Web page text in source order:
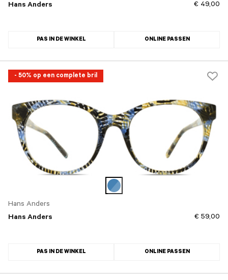
Hans Anders
€ 49,00
PAS IN DE WINKEL ONLINE PASSEN
- 50% op een complete bril
Hans Anders
Hans Anders
€ 59,00
PAS IN DE WINKEL ONLINE PASSEN